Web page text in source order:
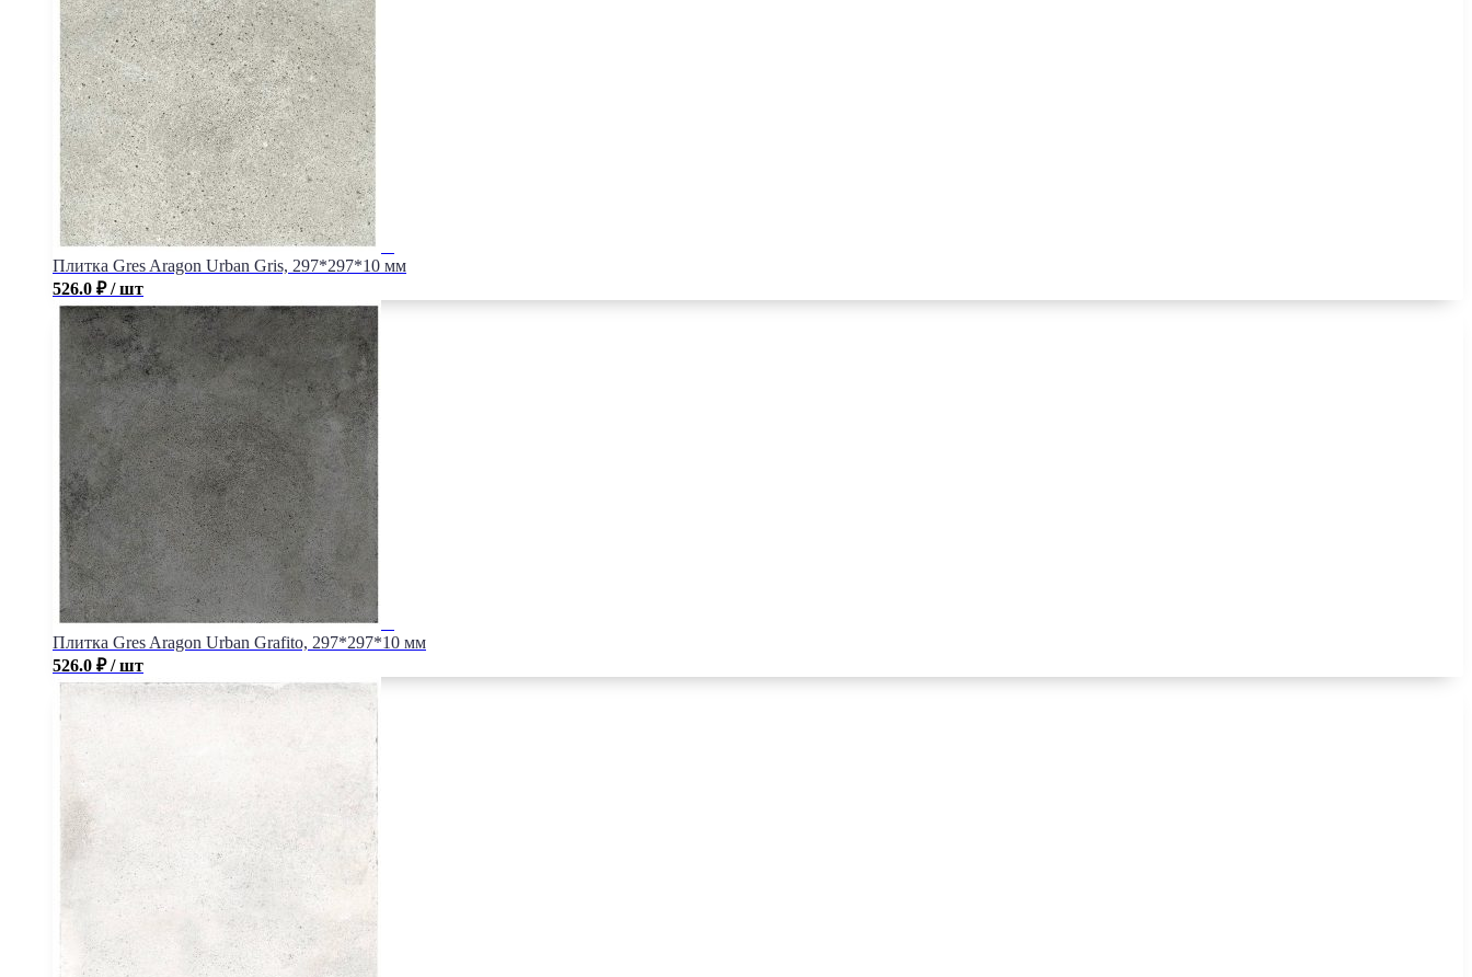
Плитка Gres Aragon Urban Gris, 297*297*10 мм
526.0 ₽ / шт
Плитка Gres Aragon Urban Grafito, 297*297*10 мм
526.0 ₽ / шт